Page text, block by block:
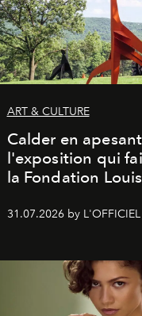
ART & CULTURE
Calder en
l'exposition qui
la Fondation
31.07.2026 by L'OFFICIEL